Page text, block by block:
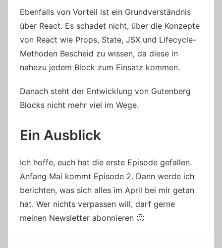
Ebenfalls von Vorteil ist ein Grundverständnis
über React. Es schadet nicht, über die Konzepte
von React wie Props, State, JSX und Lifecycle-
Methoden Bescheid zu wissen, da diese in
nahezu jedem Block zum Einsatz kommen.
Danach steht der Entwicklung von Gutenberg
Blocks nicht mehr viel im Wege.
Ein Ausblick
Ich hoffe, euch hat die erste Episode gefallen.
Anfang Mai kommt Episode 2. Dann werde ich
berichten, was sich alles im April bei mir getan
hat. Wer nichts verpassen will, darf gerne
meinen Newsletter abonnieren 🙂